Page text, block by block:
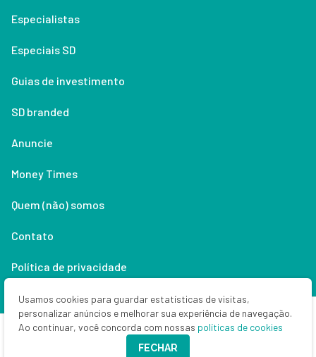
Especialistas
Especiais SD
Guias de investimento
SD branded
Anuncie
Money Times
Quem (não) somos
Contato
Política de privacidade
Lifestyle
Copyright © 2026 Seu Dinheiro. Todos os direitos reservados.
Usamos cookies para guardar estatísticas de visitas,
personalizar anúncios e melhorar sua experiência de navegação.
Ao continuar, você concorda com nossas políticas de cookies
FECHAR